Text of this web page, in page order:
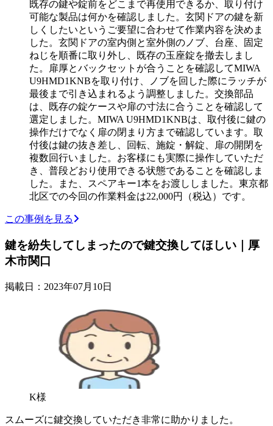
既存の鍵や錠前をどこまで再使用できるか、取り付け
可能な製品は何かを確認しました。玄関ドアの鍵を新
しくしたいというご要望に合わせて作業内容を決めま
した。玄関ドアの室内側と室外側のノブ、台座、固定
ねじを順番に取り外し、既存の玉座錠を撤去しまし
た。扉厚とバックセットが合うことを確認してMIWA
U9HMD1KNBを取り付け、ノブを回した際にラッチが
最後まで引き込まれるよう調整しました。交換部品
は、既存の錠ケースや扉の寸法に合うことを確認して
選定しました。MIWA U9HMD1KNBは、取付後に鍵の
操作だけでなく扉の閉まり方まで確認しています。取
付後は鍵の抜き差し、回転、施錠・解錠、扉の開閉を
複数回行いました。お客様にも実際に操作していただ
き、普段どおり使用できる状態であることを確認しま
した。また、スペアキー1本をお渡ししました。東京都
北区での今回の作業料金は22,000円（税込）です。
この事例を見る
鍵を紛失してしまったので鍵交換してほしい｜厚
木市関口
掲載日：2023年07月10日
K様
スムーズに鍵交換していただき非常に助かりました。